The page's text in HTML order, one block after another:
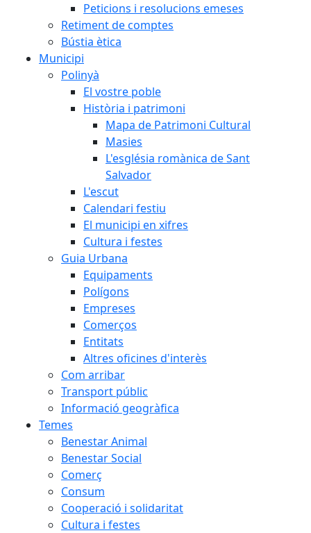
Peticions i resolucions emeses
Retiment de comptes
Bústia ètica
Municipi
Polinyà
El vostre poble
Història i patrimoni
Mapa de Patrimoni Cultural
Masies
L'església romànica de Sant
Salvador
L'escut
Calendari festiu
El municipi en xifres
Cultura i festes
Guia Urbana
Equipaments
Polígons
Empreses
Comerços
Entitats
Altres oficines d'interès
Com arribar
Transport públic
Informació geogràfica
Temes
Benestar Animal
Benestar Social
Comerç
Consum
Cooperació i solidaritat
Cultura i festes